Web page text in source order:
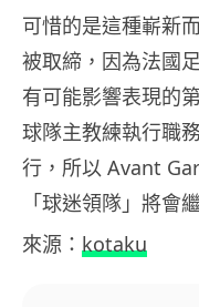
可惜的是這種嶄新
被取締，因為法國
有可能影響表現的
球隊主教練執行職
行，所以 Avant
「球迷領隊」將會
來源： kotaku